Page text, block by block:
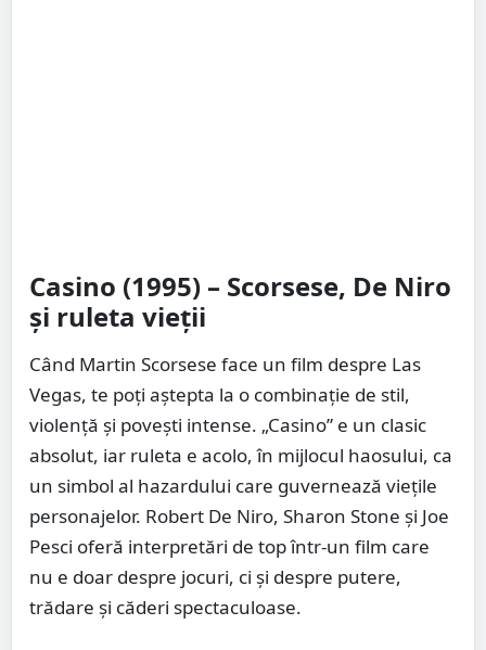
Casino (1995) – Scorsese, De Niro
și ruleta vieții
Când Martin Scorsese face un film despre Las
Vegas, te poți aștepta la o combinație de stil,
violență și povești intense. „Casino” e un clasic
absolut, iar ruleta e acolo, în mijlocul haosului, ca
un simbol al hazardului care guvernează viețile
personajelor. Robert De Niro, Sharon Stone și Joe
Pesci oferă interpretări de top într-un film care
nu e doar despre jocuri, ci și despre putere,
trădare și căderi spectaculoase.